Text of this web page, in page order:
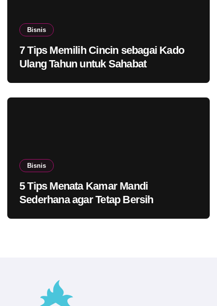
Bisnis
7 Tips Memilih Cincin sebagai Kado
Ulang Tahun untuk Sahabat
Bisnis
5 Tips Menata Kamar Mandi
Sederhana agar Tetap Bersih